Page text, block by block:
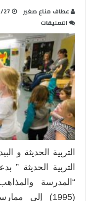
عطاف مناع صغير 27
التعليقات
ما
هي
البيداغوجيا
اللاتوجيهية
؟
وما
علاقتها
بالتربية
الحديثة
؟
مغلقة
التربية الحديثة و
التربية الحديثة ”
“المدرسة
(1995) إلى